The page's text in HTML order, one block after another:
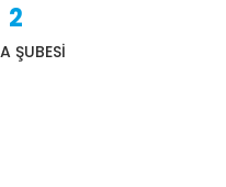
2
ŞUBESİ